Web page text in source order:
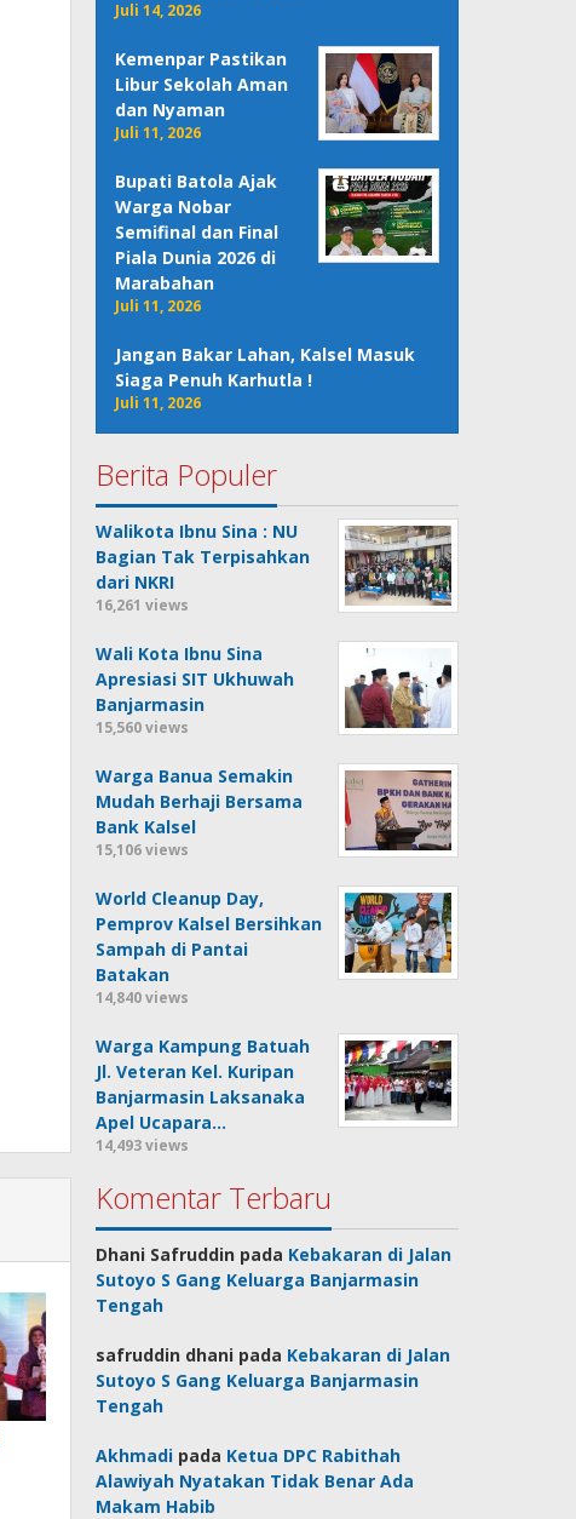
Juli 14, 2026
Kemenpar Pastikan
Libur Sekolah Aman
dan Nyaman
Juli 11, 2026
Bupati Batola Ajak
Warga Nobar
Semifinal dan Final
Piala Dunia 2026 di
Marabahan
Juli 11, 2026
Jangan Bakar Lahan, Kalsel Masuk
Siaga Penuh Karhutla !
Juli 11, 2026
Berita Populer
Walikota Ibnu Sina : NU
Bagian Tak Terpisahkan
dari NKRI
16,261 views
Wali Kota Ibnu Sina
Apresiasi SIT Ukhuwah
Banjarmasin
15,560 views
Warga Banua Semakin
Mudah Berhaji Bersama
Bank Kalsel
15,106 views
World Cleanup Day,
Pemprov Kalsel Bersihkan
Sampah di Pantai
Batakan
14,840 views
Warga Kampung Batuah
Jl. Veteran Kel. Kuripan
Banjarmasin Laksanaka
Apel Ucapara…
14,493 views
Komentar Terbaru
Dhani Safruddin pada Kebakaran di Jalan
Sutoyo S Gang Keluarga Banjarmasin
Tengah
safruddin dhani pada Kebakaran di Jalan
Sutoyo S Gang Keluarga Banjarmasin
Tengah
Akhmadi pada Ketua DPC Rabithah
Alawiyah Nyatakan Tidak Benar Ada
Makam Habib